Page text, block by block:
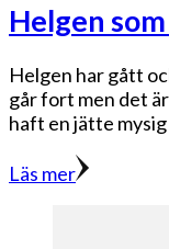
Helgen
Helgen har gått
går fort men det
haft en jätte
Läs mer